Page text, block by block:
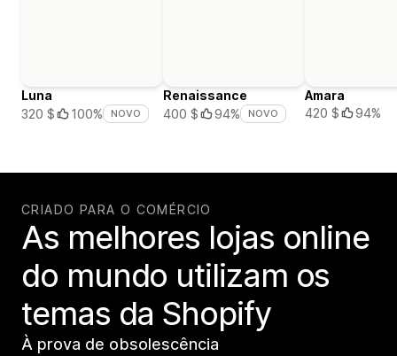
Luna
320 $
100% NOVO
Renaissance
400 $
94% NOVO
Amara
420 $
94%
CRIADO PARA O COMÉRCIO
As melhores lojas online
do mundo utilizam os
temas da Shopify
À prova de obsolescência